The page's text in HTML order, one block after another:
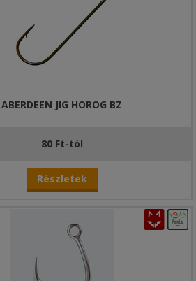
ABERDEEN JIG HOROG BZ
80 Ft-tól
Részletek